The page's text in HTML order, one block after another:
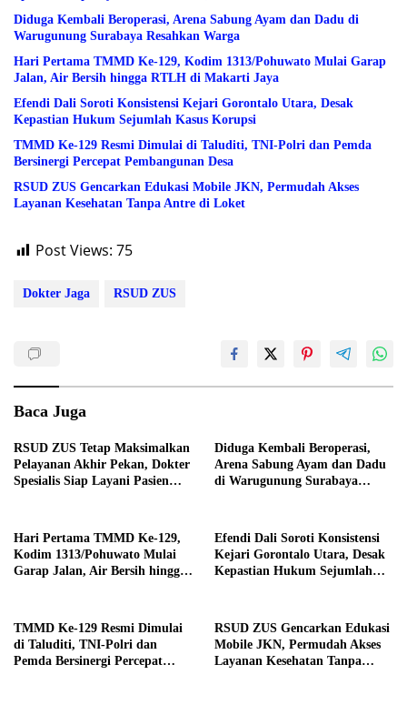
Diduga Kembali Beroperasi, Arena Sabung Ayam dan Dadu di
Warugunung Surabaya Resahkan Warga
Hari Pertama TMMD Ke-129, Kodim 1313/Pohuwato Mulai Garap
Jalan, Air Bersih hingga RTLH di Makarti Jaya
Efendi Dali Soroti Konsistensi Kejari Gorontalo Utara, Desak
Kepastian Hukum Sejumlah Kasus Korupsi
TMMD Ke-129 Resmi Dimulai di Taluditi, TNI-Polri dan Pemda
Bersinergi Percepat Pembangunan Desa
RSUD ZUS Gencarkan Edukasi Mobile JKN, Permudah Akses
Layanan Kesehatan Tanpa Antre di Loket
Post Views: 75
Dokter Jaga RSUD ZUS
Baca Juga
RSUD ZUS Tetap Maksimalkan
Pelayanan Akhir Pekan, Dokter
Spesialis Siap Layani Pasien
Diduga Kembali Beroperasi,
Arena Sabung Ayam dan Dadu
di Warugunung Surabaya
Hari Pertama TMMD Ke-129,
Kodim 1313/Pohuwato Mulai
Garap Jalan, Air Bersih hingga
Efendi Dali Soroti Konsistensi
Kejari Gorontalo Utara, Desak
Kepastian Hukum Sejumlah
TMMD Ke-129 Resmi Dimulai
di Taluditi, TNI-Polri dan
Pemda Bersinergi Percepat
RSUD ZUS Gencarkan Edukasi
Mobile JKN, Permudah Akses
Layanan Kesehatan Tanpa